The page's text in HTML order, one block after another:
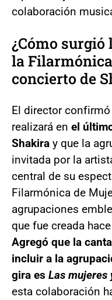
colaboración
¿Cómo
la
concierto de
El director
realizará en el
Shakira y que la
invitada por la
central de su
Filarmónica de
agrupaciones
que fue creada
Agregó que la
incluir a la
gira es Las mujeres
esta colaboración